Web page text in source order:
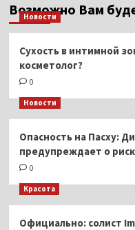
Возможно Вам
Новости
Сухость в интимной
косметолог?
0
Новости
Опасность на Пасху:
предупреждает о
0
Красота
Официально: солист